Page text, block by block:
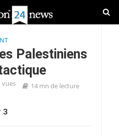
Palestiniens
vues 14 mn de lecture
3